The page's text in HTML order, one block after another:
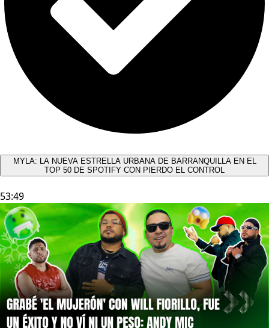
MYLA: LA NUEVA ESTRELLA URBANA DE BARRANQUILLA EN EL
TOP 50 DE SPOTIFY CON PIERDO EL CONTROL
53:49